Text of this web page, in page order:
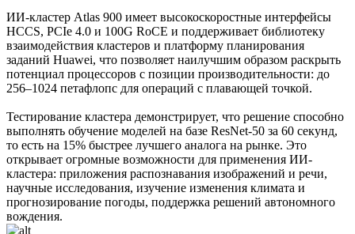
ИИ-кластер Atlas 900 имеет высокоскоростные интерфейсы
HCCS, PCIe 4.0 и 100G RoCE и поддерживает библиотеку
взаимодействия кластеров и платформу планирования
заданий Huawei, что позволяет наилучшим образом раскрыть
потенциал процессоров с позиции производительности: до
256–1024 петафлопс для операций с плавающей точкой.
Тестирование кластера демонстрирует, что решение способно
выполнять обучение моделей на базе ResNet-50 за 60 секунд,
то есть на 15% быстрее лучшего аналога на рынке. Это
открывает огромные возможности для применения ИИ-
кластера: приложения распознавания изображений и речи,
научные исследования, изучение изменения климата и
прогнозирование погоды, поддержка решений автономного
вождения.